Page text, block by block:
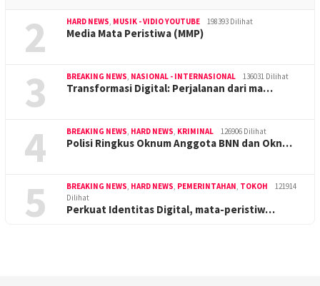
2 HARD NEWS MUSIK - VIDIO YOUTUBE 198393 Dilihat
Media Mata Peristiwa (MMP)
3 BREAKING NEWS NASIONAL - INTERNASIONAL 136031 Dilihat
Transformasi Digital: Perjalanan dari ma…
4 BREAKING NEWS HARD NEWS KRIMINAL 126906 Dilihat
Polisi Ringkus Oknum Anggota BNN dan Okn…
5 BREAKING NEWS HARD NEWS PEMERINTAHAN TOKOH
121914
Dilihat
Perkuat Identitas Digital, mata-peristiw…